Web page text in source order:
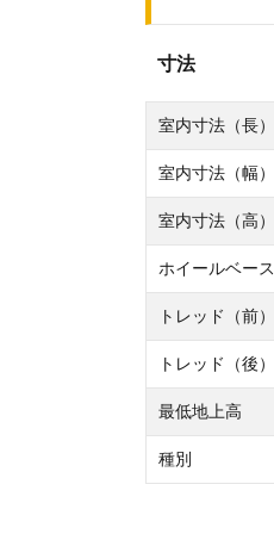
寸法
室内寸法（長）
室内寸法（幅）
室内寸法（高）
ホイールベース
トレッド（前）
トレッド（後）
最低地上高
種別